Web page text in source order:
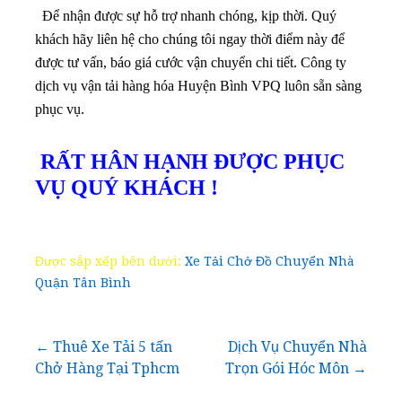
Để nhận được sự hỗ trợ nhanh chóng, kịp thời. Quý
khách hãy liên hệ cho chúng tôi ngay thời điểm này để
được tư vấn, báo giá cước vận chuyển chi tiết. Công ty
dịch vụ vận tải hàng hóa Huyện Bình VPQ luôn sẵn sàng
phục vụ.
RẤT HÂN HẠNH ĐƯỢC PHỤC
VỤ QUÝ KHÁCH !
Được sắp xếp bên dưới: Xe Tải Chở Đồ Chuyển Nhà
Quận Tân Bình
Điều
← Thuê Xe Tải 5 tấn
Chở Hàng Tại Tphcm
Dịch Vụ Chuyển Nhà
Trọn Gói Hóc Môn →